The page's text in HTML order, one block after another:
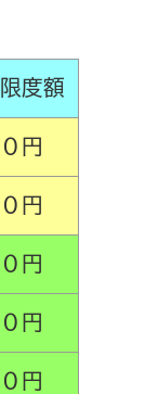
度額
円
円
円
円
円